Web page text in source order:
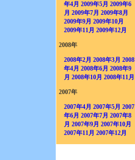
年4月 2009年5月 2009年6
月 2009年7月 2009年8月
2009年9月 2009年10月
2009年11月 2009年12月
2008年
2008年2月 2008年3月 2008
年4月 2008年6月 2008年9
月 2008年10月 2008年11月
2007年
2007年4月 2007年5月 2007
年6月 2007年7月 2007年8
月 2007年9月 2007年10月
2007年11月 2007年12月